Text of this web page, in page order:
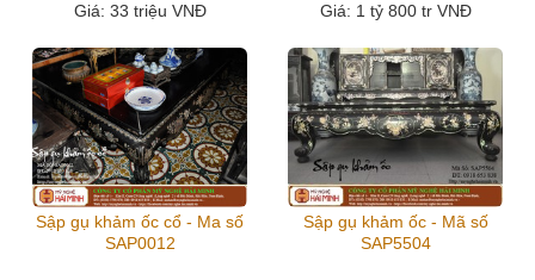
Giá: 33 triệu VNĐ
Giá: 1 tỷ 800 tr VNĐ
Sập gụ khảm ốc cổ - Ma số
SAP0012
Sập gụ khảm ốc - Mã số
SAP5504